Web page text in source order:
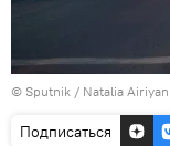
© Sputnik / Natalia Airiyan
Подписаться